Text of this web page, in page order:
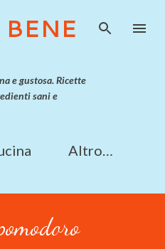
principali
e gustosa. Ricette
sani e
Altro…